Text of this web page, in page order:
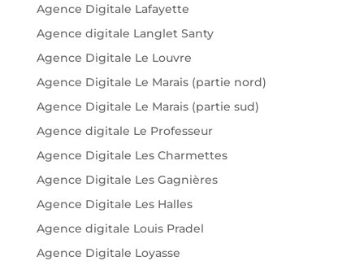
Agence Digitale Lafayette
Agence digitale Langlet Santy
Agence Digitale Le Louvre
Agence Digitale Le Marais (partie nord)
Agence Digitale Le Marais (partie sud)
Agence digitale Le Professeur
Agence Digitale Les Charmettes
Agence Digitale Les Gagnières
Agence Digitale Les Halles
Agence digitale Louis Pradel
Agence Digitale Loyasse